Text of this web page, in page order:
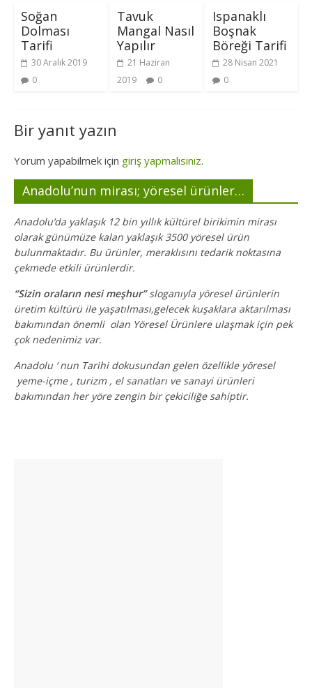
Soğan
Dolması
Tarifi
30 Aralık 2019
0
Tavuk
Mangal Nasıl
Yapılır
21 Haziran
2019
0
Ispanaklı
Boşnak
Böreği Tarifi
28 Nisan 2021
0
Bir yanıt yazın
Yorum yapabilmek için giriş yapmalısınız.
Anadolu’nun mirası; yöresel ürünler…
Anadolu’da yaklaşık 12 bin yıllık kültürel birikimin mirası
olarak günümüze kalan yaklaşık 3500 yöresel ürün
bulunmaktadır. Bu ürünler, meraklısını tedarik noktasına
çekmede etkili ürünlerdir.
“Sizin oraların nesi meşhur”sloganıyla yöresel ürünlerin
üretim kültürü ile yaşatılması,gelecek kuşaklara aktarılması
bakımından önemli olan Yöresel Ürünlere ulaşmak için pek
çok nedenimiz var.
Anadolu ‘ nun Tarihi dokusundan gelen özellikle yöresel
yeme-içme , turizm , el sanatları ve sanayi ürünleri
bakımından her yöre zengin bir çekiciliğe sahiptir.